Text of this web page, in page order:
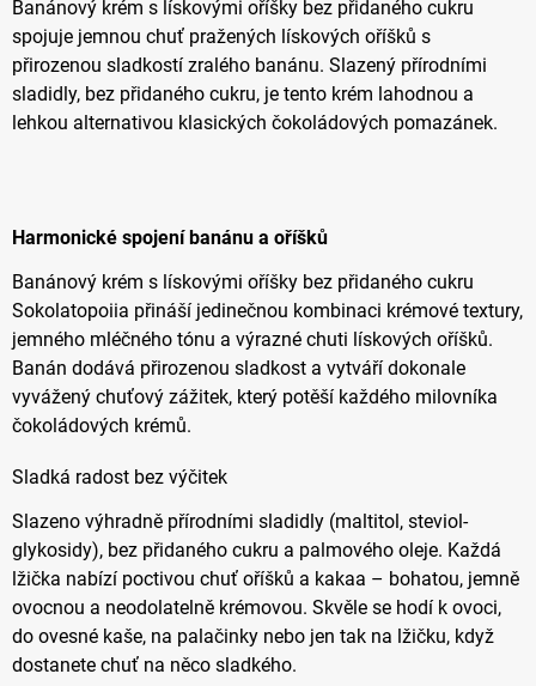
Banánový krém s lískovými oříšky bez přidaného cukru
spojuje jemnou chuť pražených lískových oříšků s
přirozenou sladkostí zralého banánu. Slazený přírodními
sladidly, bez přidaného cukru, je tento krém lahodnou a
lehkou alternativou klasických čokoládových pomazánek.
Harmonické spojení banánu a oříšků
Banánový krém s lískovými oříšky bez přidaného cukru
Sokolatopoiia přináší jedinečnou kombinaci krémové textury,
jemného mléčného tónu a výrazné chuti lískových oříšků.
Banán dodává přirozenou sladkost a vytváří dokonale
vyvážený chuťový zážitek, který potěší každého milovníka
čokoládových krémů.
Sladká radost bez výčitek
Slazeno výhradně přírodními sladidly (maltitol, steviol-
glykosidy), bez přidaného cukru a palmového oleje. Každá
lžička nabízí poctivou chuť oříšků a kakaa – bohatou, jemně
ovocnou a neodolatelně krémovou. Skvěle se hodí k ovoci,
do ovesné kaše, na palačinky nebo jen tak na lžičku, když
dostanete chuť na něco sladkého.